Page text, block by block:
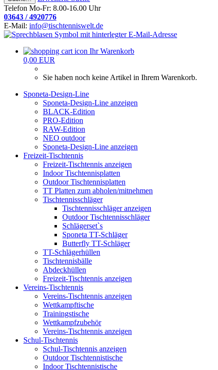
Telefon Mo-Fr: 8.00-16.00 Uhr
03643 / 4920776
E-Mail: info@tischtenniswelt.de
Ihr Warenkorb
0,00 EUR
Sie haben noch keine Artikel in Ihrem Warenkorb.
Sponeta-Design-Line
Sponeta-Design-Line anzeigen
BLACK-Edition
PRO-Edition
RAW-Edition
NEO outdoor
Sponeta-Design-Line anzeigen
Freizeit-Tischtennis
Freizeit-Tischtennis anzeigen
Indoor Tischtennisplatten
Outdoor Tischtennisplatten
TT Platten zum abholen/mitnehmen
Tischtennisschläger
Tischtennisschläger anzeigen
Outdoor Tischtennisschläger
Schlägerset`s
Sponeta TT-Schläger
Butterfly TT-Schläger
TT-Schlägerhüllen
Tischtennisbälle
Abdeckhüllen
Freizeit-Tischtennis anzeigen
Vereins-Tischtennis
Vereins-Tischtennis anzeigen
Wettkampftische
Trainingstische
Wettkampfzubehör
Vereins-Tischtennis anzeigen
Schul-Tischtennis
Schul-Tischtennis anzeigen
Outdoor Tischtennistische
Indoor Tischtennistische